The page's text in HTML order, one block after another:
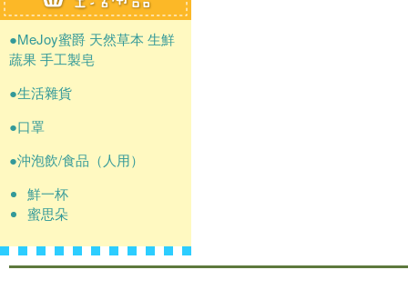
●MeJoy蜜爵 天然草本 生鮮
蔬果 手工製皂
●生活雜貨
●口罩
●沖泡飲/食品（人用）
鮮一杯
蜜思朵